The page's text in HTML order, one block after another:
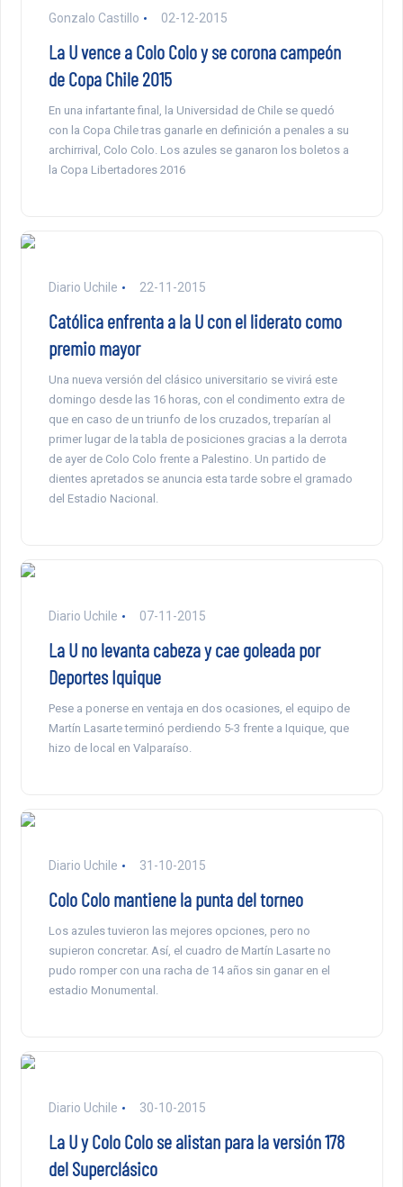
Gonzalo Castillo 02-12-2015
La U vence a Colo Colo y se corona campeón
de Copa Chile 2015
En una infartante final, la Universidad de Chile se quedó
con la Copa Chile tras ganarle en definición a penales a su
archirrival, Colo Colo. Los azules se ganaron los boletos a
la Copa Libertadores 2016
Diario Uchile 22-11-2015
Católica enfrenta a la U con el liderato como
premio mayor
Una nueva versión del clásico universitario se vivirá este
domingo desde las 16 horas, con el condimento extra de
que en caso de un triunfo de los cruzados, treparían al
primer lugar de la tabla de posiciones gracias a la derrota
de ayer de Colo Colo frente a Palestino. Un partido de
dientes apretados se anuncia esta tarde sobre el gramado
del Estadio Nacional.
Diario Uchile 07-11-2015
La U no levanta cabeza y cae goleada por
Deportes Iquique
Pese a ponerse en ventaja en dos ocasiones, el equipo de
Martín Lasarte terminó perdiendo 5-3 frente a Iquique, que
hizo de local en Valparaíso.
Diario Uchile 31-10-2015
Colo Colo mantiene la punta del torneo
Los azules tuvieron las mejores opciones, pero no
supieron concretar. Así, el cuadro de Martín Lasarte no
pudo romper con una racha de 14 años sin ganar en el
estadio Monumental.
Diario Uchile 30-10-2015
La U y Colo Colo se alistan para la versión 178
del Superclásico